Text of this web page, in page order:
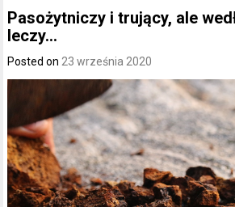
Pasożytniczy i trujący, ale
leczy…
Posted on 23 września 2020